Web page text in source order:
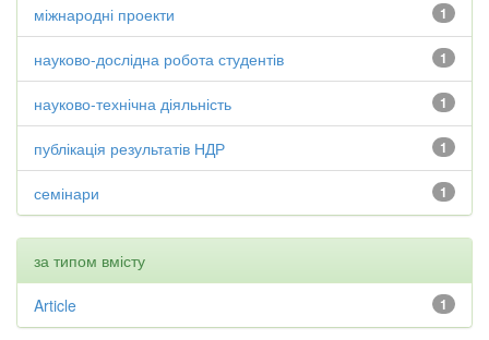
1
міжнародні проекти
1
науково-дослідна робота студентів
1
науково-технічна діяльність
1
публікація результатів НДР
1
семінари
за типом вмісту
1
Article